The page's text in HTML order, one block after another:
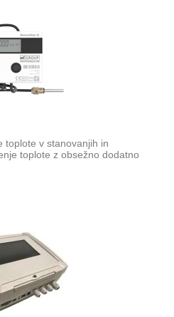
toplote v stanovanjih in
toplote z obsežno dodatno